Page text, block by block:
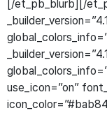
[/et_pb_blurb][/
use_icon=”on”